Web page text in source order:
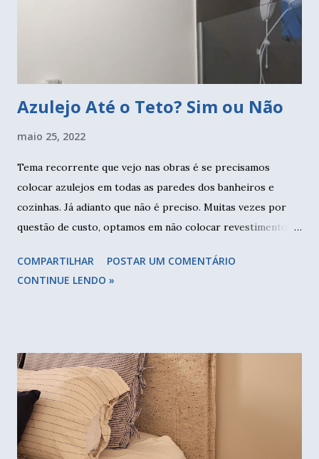
coloque o zíper com o cursor para baixo, e faça uma
costura na parte superior, unindo os dois. Agora vamos
unir a outra parte do tecido. Faça da mesma form...
Azulejo Até o Teto? Sim ou Não
maio 25, 2022
Tema recorrente que vejo nas obras é se precisamos
colocar azulejos em todas as paredes dos banheiros e
cozinhas. Já adianto que não é preciso. Muitas vezes por
questão de custo, optamos em não colocar revestimento
no box e meia parede no restante do banheiro. Nem foi por
questão de custo, mas para deixar mais leve o ambiente. E
na bancada, atualmente temos feito muitos projetos assim.
O importante é colocar o azulejo sobre a bancada e vedar
muito bem com rejunte. Vamos começar pelo banheiro. O
azulejo protege as paredes da água e foi muito comum usá-
los em todas do banheiro. Quem se lembra da casa da Vó
COMPARTILHAR
POSTAR UM COMENTÁRIO
CONTINUE LENDO »